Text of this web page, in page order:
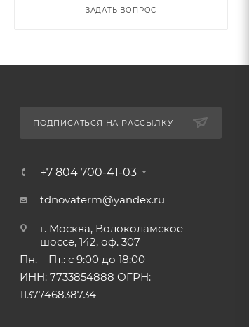
ЗАДАТЬ ВОПРОС
ПОДПИСАТЬСЯ НА РАССЫЛКУ
+7 804 700-41-03
tdnovaterm@yandex.ru
г. Москва, Волоколамское
шоссе, 142, оф. 307
Пн. – Пт.: с 9:00 до 18:00
ИНН: 7733854888 ОГРН:
1137746838734